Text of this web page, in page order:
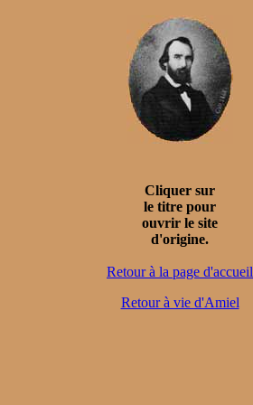
Cliquer sur
le titre pour
ouvrir le site
d'origine.
Retour à la page d'accueil
Retour à vie d'Amiel